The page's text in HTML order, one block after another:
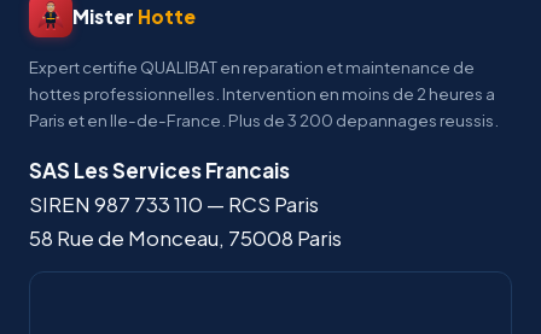
Mister Hotte
Expert certifie QUALIBAT en reparation et maintenance de
hottes professionnelles. Intervention en moins de 2 heures a
Paris et en Ile-de-France. Plus de 3 200 depannages reussis.
SAS Les Services Francais
SIREN 987 733 110 — RCS Paris
58 Rue de Monceau, 75008 Paris